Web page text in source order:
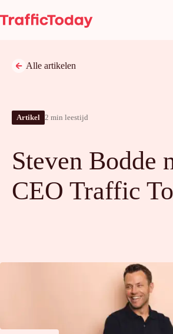
naar
de
Alle artikelen
Artikel 2 min leestijd
Steven Bodde
CEO Traffic